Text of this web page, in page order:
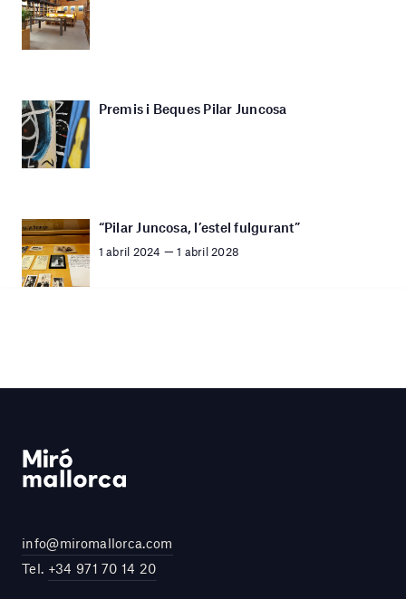
Premis i Beques Pilar Juncosa
“Pilar Juncosa, l’estel fulgurant”
1 abril 2024 — 1 abril 2028
info@miromallorca.com
Tel. +34 971 70 14 20